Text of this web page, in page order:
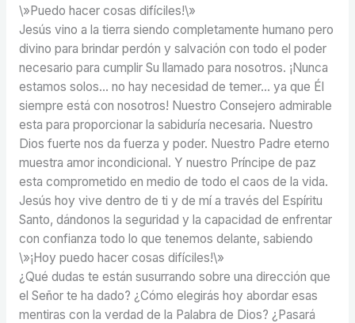
\»Puedo hacer cosas difíciles!\»
Jesús vino a la tierra siendo completamente humano pero
divino para brindar perdón y salvación con todo el poder
necesario para cumplir Su llamado para nosotros. ¡Nunca
estamos solos… no hay necesidad de temer… ya que Él
siempre está con nosotros! Nuestro Consejero admirable
esta para proporcionar la sabiduría necesaria. Nuestro
Dios fuerte nos da fuerza y poder. Nuestro Padre eterno
muestra amor incondicional. Y nuestro Príncipe de paz
esta comprometido en medio de todo el caos de la vida.
Jesús hoy vive dentro de ti y de mí a través del Espíritu
Santo, dándonos la seguridad y la capacidad de enfrentar
con confianza todo lo que tenemos delante, sabiendo
\»¡Hoy puedo hacer cosas difíciles!\»
¿Qué dudas te están susurrando sobre una dirección que
el Señor te ha dado? ¿Cómo elegirás hoy abordar esas
mentiras con la verdad de la Palabra de Dios? ¿Pasará